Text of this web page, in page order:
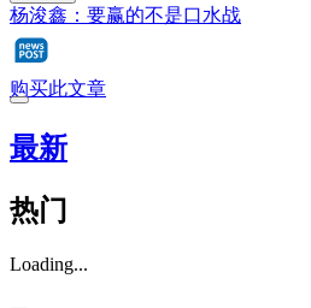
杨浚鑫：要赢的不是口水战
购买此文章
最新
热门
Loading...